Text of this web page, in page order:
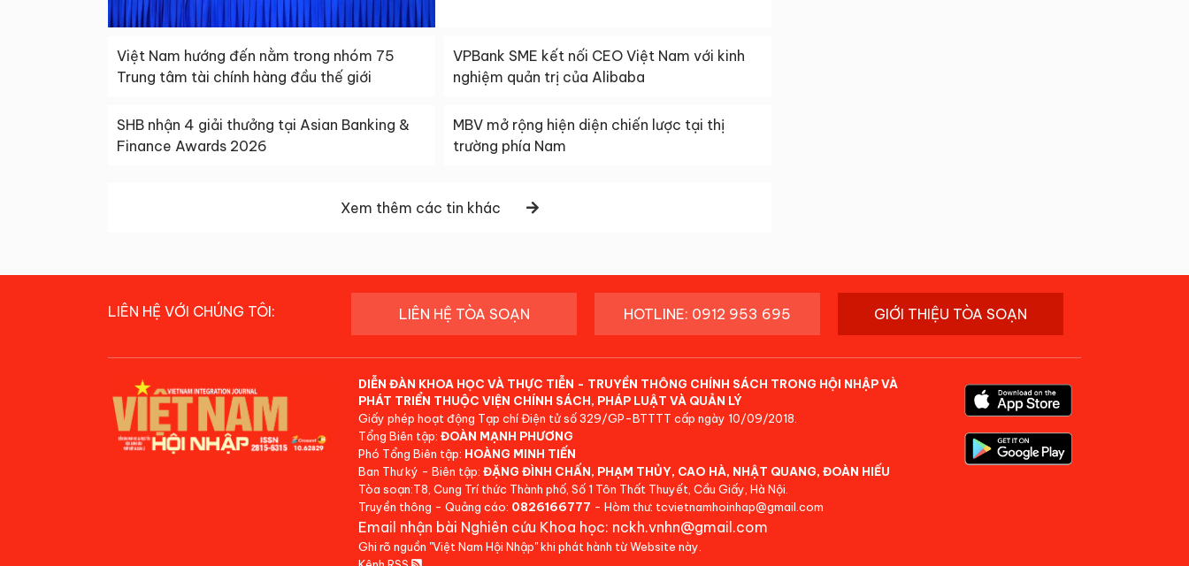
Việt Nam hướng đến nằm trong nhóm 75
Trung tâm tài chính hàng đầu thế giới
VPBank SME kết nối CEO Việt Nam với kinh
nghiệm quản trị của Alibaba
SHB nhận 4 giải thưởng tại Asian Banking &
Finance Awards 2026
MBV mở rộng hiện diện chiến lược tại thị
trường phía Nam
Xem thêm các tin khác
LIÊN HỆ VỚI CHÚNG TÔI: LIÊN HỆ TÒA SOẠN HOTLINE: 0912 953 695 GIỚI THIỆU TÒA SOẠN
DIỄN ĐÀN KHOA HỌC VÀ THỰC TIỄN - TRUYỀN THÔNG CHÍNH SÁCH TRONG HỘI NHẬP VÀ
PHÁT TRIỂN THUỘC VIỆN CHÍNH SÁCH, PHÁP LUẬT VÀ QUẢN LÝ
Giấy phép hoạt động Tạp chí Điện tử số 329/GP-BTTTT cấp ngày 10/09/2018.
Tổng Biên tập: ĐOÀN MẠNH PHƯƠNG
Phó Tổng Biên tập: HOÀNG MINH TIẾN
Ban Thư ký - Biên tập: ĐẶNG ĐÌNH CHẤN, PHẠM THỦY, CAO HÀ, NHẬT QUANG, ĐOÀN HIẾU
Tòa soạn:T8, Cung Trí thức Thành phố, Số 1 Tôn Thất Thuyết, Cầu Giấy, Hà Nội.
Truyền thông - Quảng cáo: 0826166777 - Hòm thư: tcvietnamhoinhap@gmail.com
Email nhận bài Nghiên cứu Khoa học: nckh.vnhn@gmail.com
Ghi rõ nguồn "Việt Nam Hội Nhập" khi phát hành từ Website này.